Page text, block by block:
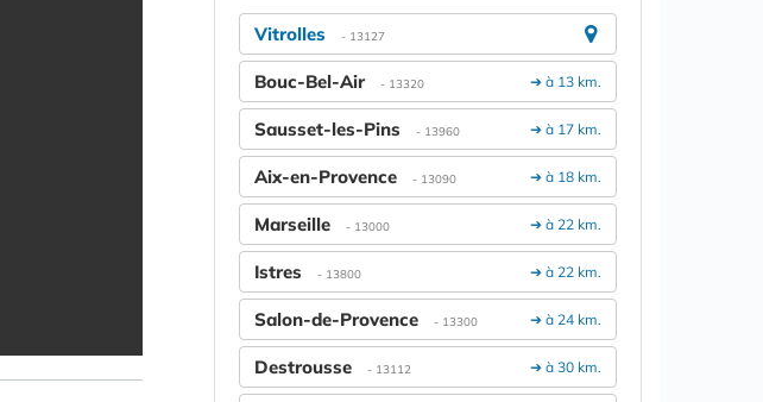
Vitrolles - 13127
➔ à 13 km.
Bouc-Bel-Air - 13320
➔ à 17 km.
Sausset-les-Pins - 13960
➔ à 18 km.
Aix-en-Provence - 13090
➔ à 22 km.
Marseille - 13000
➔ à 22 km.
Istres - 13800
➔ à 24 km.
Salon-de-Provence - 13300
➔ à 30 km.
Destrousse - 13112